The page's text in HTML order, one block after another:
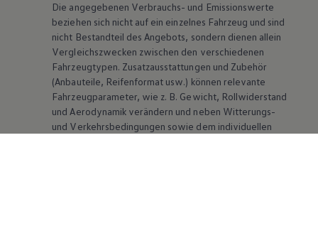
Die angegebenen Verbrauchs- und Emissionswerte
beziehen sich nicht auf ein einzelnes Fahrzeug und sind
nicht Bestandteil des Angebots, sondern dienen allein
Vergleichszwecken zwischen den verschiedenen
Fahrzeugtypen. Zusatzausstattungen und Zubehör
(Anbauteile, Reifenformat usw.) können relevante
Fahrzeugparameter, wie z. B. Gewicht, Rollwiderstand
und Aerodynamik verändern und neben Witterungs-
und Verkehrsbedingungen sowie dem individuellen